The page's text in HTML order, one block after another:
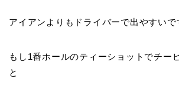
アイアンよりもドライバーで出やすいで
もし1番ホールのティーショットでチー
と